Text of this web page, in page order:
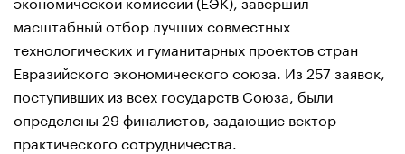
масштабный отбор лучших совместных
технологических и гуманитарных проектов стран
Евразийского экономического союза. Из 257 заявок,
поступивших из всех государств Союза, были
определены 29 финалистов, задающие вектор
практического сотрудничества.